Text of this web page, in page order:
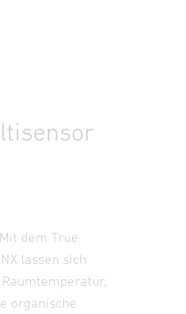
dem True
lassen sich
organische